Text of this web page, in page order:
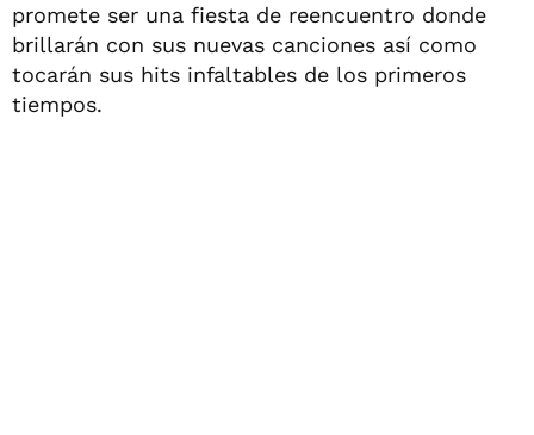
promete ser una fiesta de reencuentro donde
brillarán con sus nuevas canciones así como
tocarán sus hits infaltables de los primeros
tiempos.